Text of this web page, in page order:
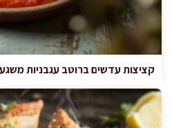
קציצות עדשים ברוטב עגבניות משגע